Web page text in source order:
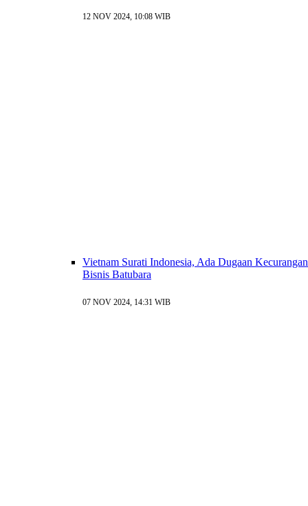
12 NOV 2024, 10:08 WIB
Vietnam Surati Indonesia, Ada Dugaan Kecurangan
Bisnis Batubara
07 NOV 2024, 14:31 WIB